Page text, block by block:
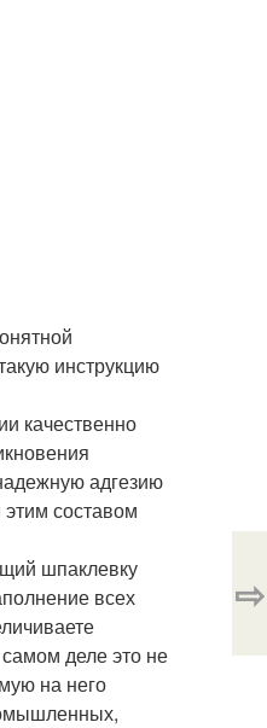
инструкцию
качественно
адгезию
составом
шпаклевку
всех
деле это не
на него
⇨